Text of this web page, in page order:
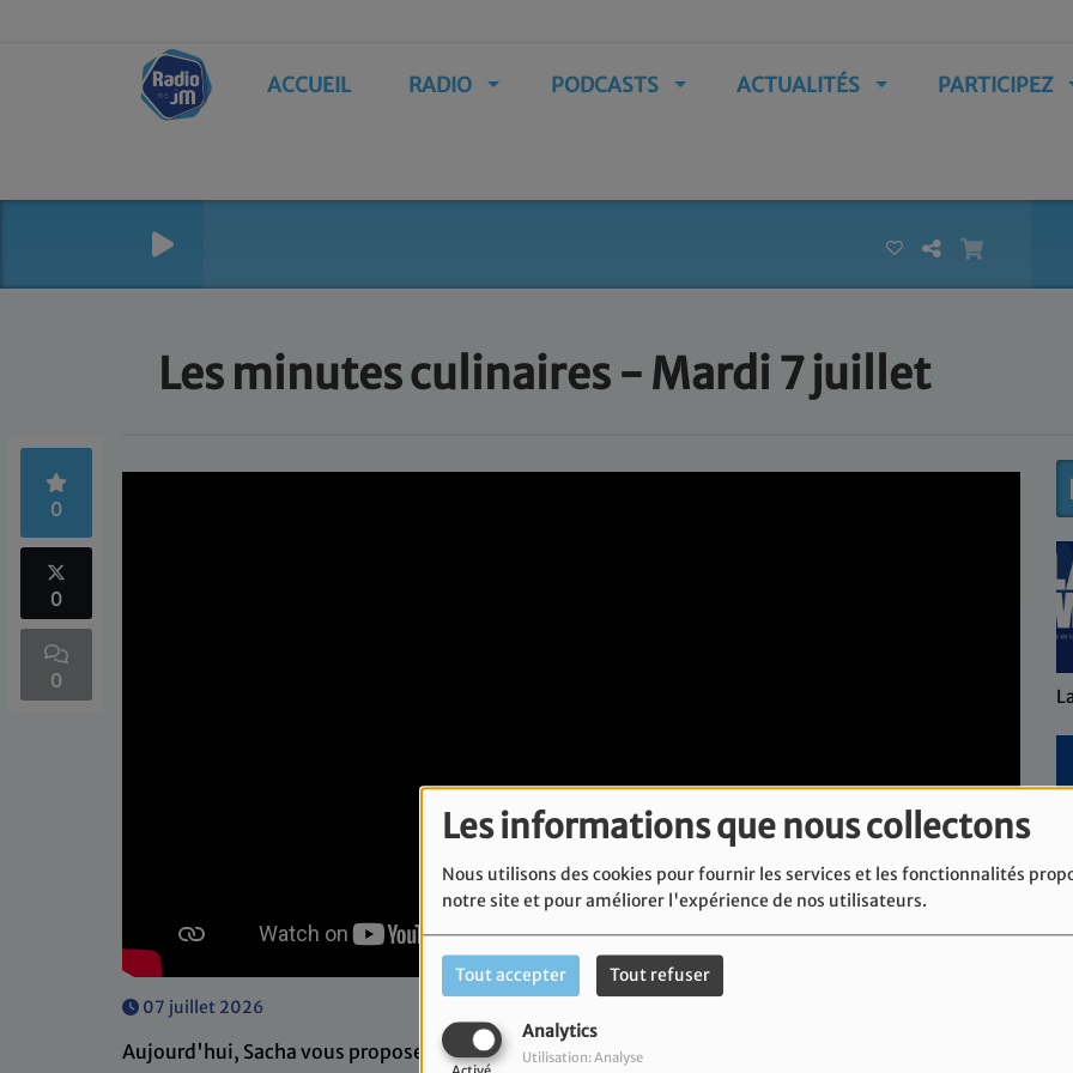
Les informations que nous collectons
Nous utilisons des cookies pour fournir les services et les fonctionnalités
notre site et pour améliorer l'expérience de nos utilisateurs.
Tout accepter Tout refuser
Analytics
Utilisation: Analyse
ACCUEIL RADIO PODCASTS ACTUALITÉS PARTICIPEZ
Les minutes culinaires - Mardi 7 juillet
0
0
0
07 juillet 2026
Aujourd'hui, Sacha vous propose sa recette de tagliatelles à la puttanesca.